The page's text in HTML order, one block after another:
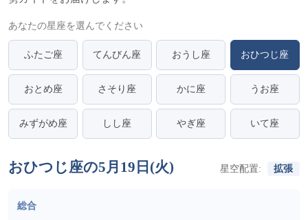
あなたの星座を選んでください
ふたご座 てんびん座 おうし座 おひつじ座
おとめ座 さそり座 かに座 うお座
みずがめ座 しし座 やぎ座 いて座
おひつじ座の5月19日(火) 星空配置: 拡張
総合